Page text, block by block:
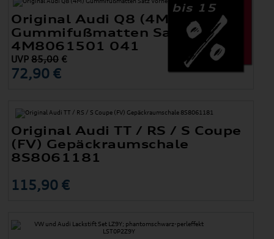
bis 15
Original Audi Q8 (4M)
Gummifußmatten Satz Vorne
4M8061501 041
UVP85,00 €
72,90 €
Original Audi TT / RS / S Coupe
(FV) Gepäckraumschale
8S8061181
115,90 €